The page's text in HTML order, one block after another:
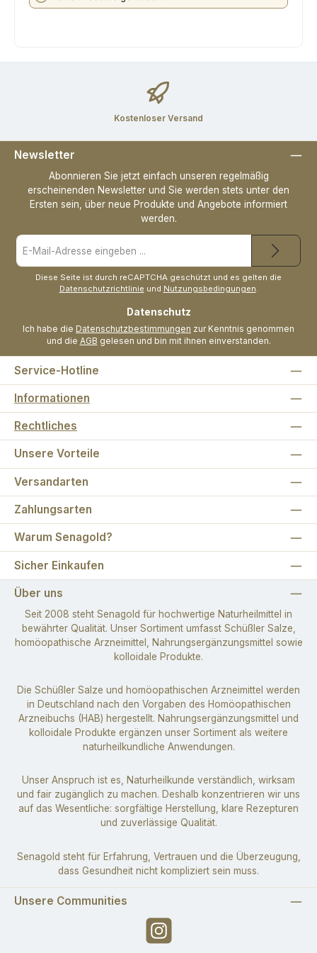
Kostenloser Versand
Newsletter
Abonnieren Sie jetzt einfach unseren regelmäßig
erscheinenden Newsletter und Sie werden stets unter den
Ersten sein, über neue Produkte und Angebote informiert
werden.
E-
Mail-
Adresse
Diese Seite ist durch reCAPTCHA geschützt und es gelten die
Datenschutzrichtlinie und Nutzungsbedingungen.
Datenschutz
Ich habe die Datenschutzbestimmungen zur Kenntnis genommen
und die AGB gelesen und bin mit ihnen einverstanden.
Service-Hotline
Informationen
Rechtliches
Unsere Vorteile
Versandarten
Zahlungsarten
Warum Senagold?
Sicher Einkaufen
Über uns
Seit 2008 steht Senagold für hochwertige Naturheilmittel in
bewährter Qualität. Unser Sortiment umfasst Schüßler Salze,
homöopathische Arzneimittel, Nahrungsergänzungsmittel sowie
kolloidale Produkte.
Die Schüßler Salze und homöopathischen Arzneimittel werden
in Deutschland nach den Vorgaben des Homöopathischen
Arzneibuchs (HAB) hergestellt. Nahrungsergänzungsmittel und
kolloidale Produkte ergänzen unser Sortiment als weitere
naturheilkundliche Anwendungen.
Unser Anspruch ist es, Naturheilkunde verständlich, wirksam
und fair zugänglich zu machen. Deshalb konzentrieren wir uns
auf das Wesentliche: sorgfältige Herstellung, klare Rezepturen
und zuverlässige Qualität.
Senagold steht für Erfahrung, Vertrauen und die Überzeugung,
dass Gesundheit nicht kompliziert sein muss.
Unsere Communities
Instagram